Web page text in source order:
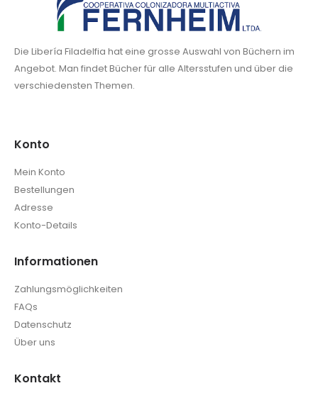
Die Libería Filadelfia hat eine grosse Auswahl von Büchern im
Angebot. Man findet Bücher für alle Altersstufen und über die
verschiedensten Themen.
Konto
Mein Konto
Bestellungen
Adresse
Konto-Details
Informationen
Zahlungsmöglichkeiten
FAQs
Datenschutz
Über uns
Kontakt